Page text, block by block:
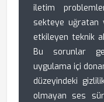
iletim
sekteye uğratan
etkileyen teknik
Bu sorunlar
uygulama içi
düzeyindeki
olmayan ses